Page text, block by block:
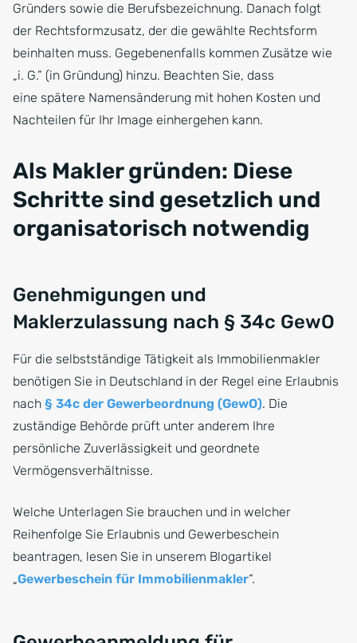
Gründers sowie die Berufsbezeichnung. Danach folgt
der Rechtsformzusatz, der die gewählte Rechtsform
beinhalten muss. Gegebenenfalls kommen Zusätze wie
„i. G.” (in Gründung) hinzu. Beachten Sie, dass
eine spätere Namensänderung mit hohen Kosten und
Nachteilen für Ihr Image einhergehen kann.
Als Makler gründen: Diese
Schritte sind gesetzlich und
organisatorisch notwendig
Genehmigungen und
Maklerzulassung nach § 34c GewO
Für die selbstständige Tätigkeit als Immobilienmakler
benötigen Sie in Deutschland in der Regel eine Erlaubnis
nach § 34c der Gewerbeordnung (GewO). Die
zuständige Behörde prüft unter anderem Ihre
persönliche Zuverlässigkeit und geordnete
Vermögensverhältnisse.
Welche Unterlagen Sie brauchen und in welcher
Reihenfolge Sie Erlaubnis und Gewerbeschein
beantragen, lesen Sie in unserem Blogartikel
„Gewerbeschein für Immobilienmakler“.